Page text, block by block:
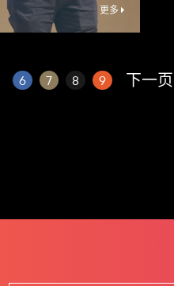
更多
6 7 8 9 下一页